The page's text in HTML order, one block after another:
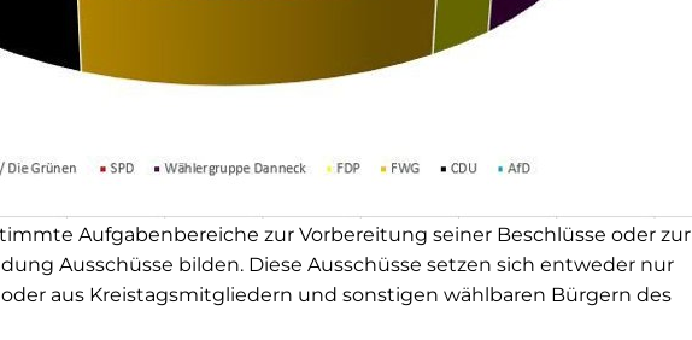
Aufgabenbereiche zur Vorbereitung seiner Beschlüsse oder zur
Ausschüsse bilden. Diese Ausschüsse setzen sich entweder nur
aus Kreistagsmitgliedern und sonstigen wählbaren Bürgern des